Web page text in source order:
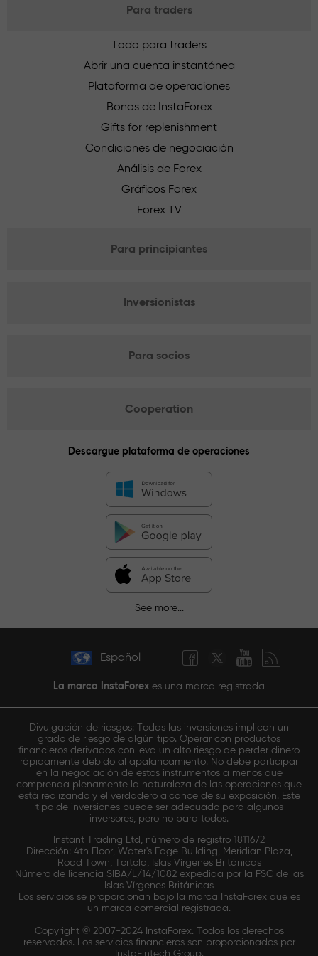
Para traders
Todo para traders
Abrir una cuenta instantánea
Plataforma de operaciones
Bonos de InstaForex
Gifts for replenishment
Condiciones de negociación
Análisis de Forex
Gráficos Forex
Forex TV
Para principiantes
Inversionistas
Para socios
Cooperation
Descargue plataforma de operaciones
See more...
Español
La marca InstaForex es una marca registrada
Divulgación de riesgos: Todas las inversiones implican un
grado de riesgo de algún tipo. Operar con productos
financieros derivados conlleva un alto riesgo de perder dinero
rápidamente debido al apalancamiento. No debe participar
en la negociación de estos instrumentos a menos que
comprenda plenamente la naturaleza de las operaciones que
está realizando y el verdadero alcance de su exposición. Este
tipo de inversiones puede ser adecuado para algunos
inversores, pero no para todos.
Instant Trading Ltd, número de registro 1811672
Dirección: 4th Floor, Water's Edge Building, Meridian Plaza,
Road Town, Tortola, Islas Vírgenes Británicas
Número de licencia SIBA/L/14/1082 expedida por la FSC de las
Islas Vírgenes Británicas
Los servicios se proporcionan bajo la marca InstaForex que es
un marca comercial registrada.
Copyright © 2007-2024 InstaForex. Todos los derechos
reservados. Los servicios financieros son proporcionados por
InstaFintech Group.